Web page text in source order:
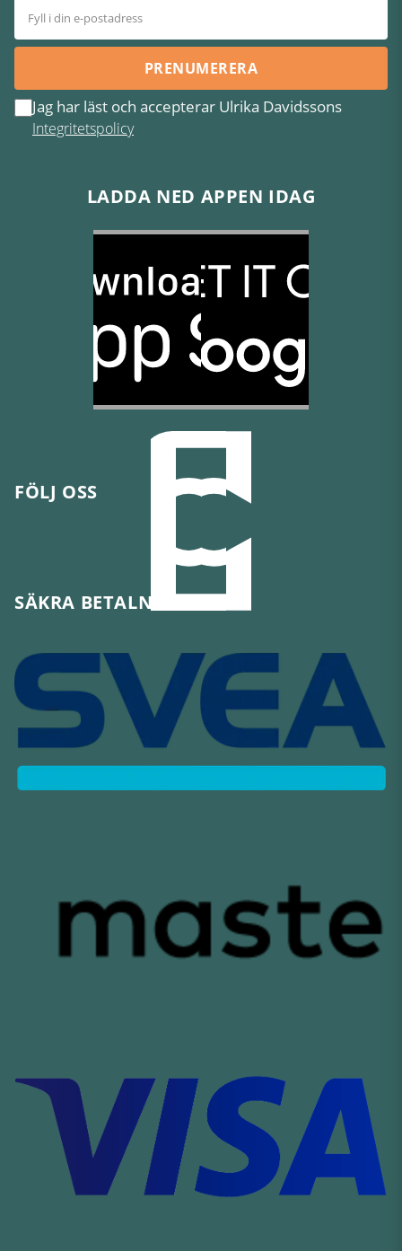
PRENUMERERA
Jag har läst och accepterar Ulrika Davidssons
Integritetspolicy
LADDA NED APPEN IDAG
FÖLJ OSS
SÄKRA BETALNINGAR